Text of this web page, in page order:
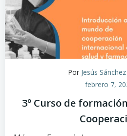
Por Jesús
febrero 7,
3º Curso de